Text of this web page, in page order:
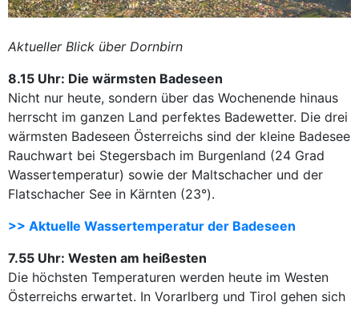
Aktueller Blick über Dornbirn
8.15 Uhr: Die wärmsten Badeseen
Nicht nur heute, sondern über das Wochenende hinaus
herrscht im ganzen Land perfektes Badewetter. Die drei
wärmsten Badeseen Österreichs sind der kleine Badesee
Rauchwart bei Stegersbach im Burgenland (24 Grad
Wassertemperatur) sowie der Maltschacher und der
Flatschacher See in Kärnten (23°).
>> Aktuelle Wassertemperatur der Badeseen
7.55 Uhr: Westen am heißesten
Die höchsten Temperaturen werden heute im Westen
Österreichs erwartet. In Vorarlberg und Tirol gehen sich